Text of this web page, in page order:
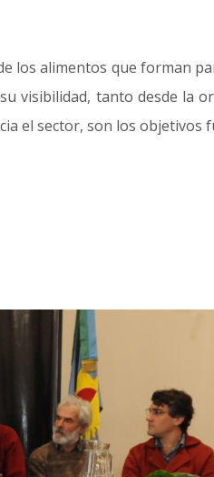
los alimentos que forman
visibilidad, tanto desde la
el sector, son los objetivos